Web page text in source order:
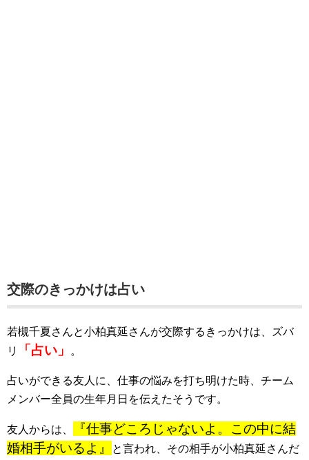
交際のきっかけは占い
若槻千夏さんと小柏真延さんが交際するきっかけは、ズバ
リ
「占い」 。
占いができる友人に、仕事の悩みを打ち明けた時、チーム
メンバー全員の生年月日を伝えたそうです。
友人からは、
『仕事どころじゃないよ。この中に結
婚相手がいるよ』
と言われ、その相手が小柏真延さんだ